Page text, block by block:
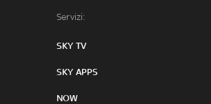
Servizi:
SKY TV
SKY APPS
NOW